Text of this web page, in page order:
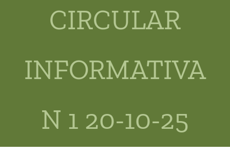
Quiénes somos
Tienda
CIRCULAR
INFORMATIVA
N 1 20-10-25